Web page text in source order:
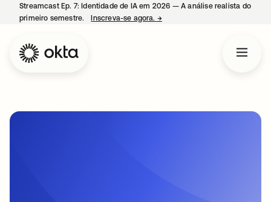
Streamcast Ep. 7: Identidade de IA em 2026 — A análise realista do
primeiro semestre.
Inscreva-se agora. →